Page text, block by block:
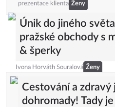
prezentace klienta Ženy
Únik do jiného
pražské obchody s
& šperky
Ivona Horváth Souralová Ženy
Cestování a zdravý
dohromady! Tady